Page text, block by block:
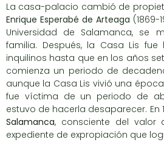
La casa-palacio cambió de
Enrique Esperabé de Arteaga (1869-
Universidad de Salamanca, se
familia. Después, la Casa Lis
inquilinos hasta que en los años
comienza un periodo de
aunque la Casa Lis vivió una
fue víctima de un periodo de
estuvo de hacerla desaparecer. En
Salamanca, consciente del valor
expediente de expropiación que